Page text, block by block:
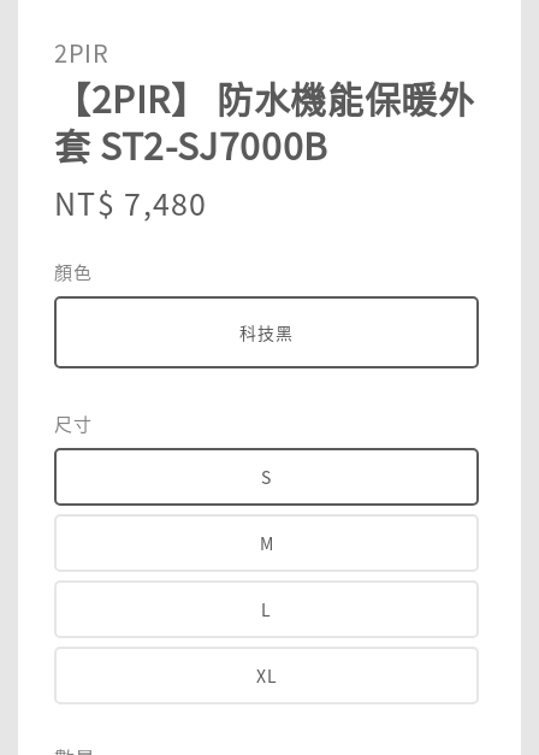
2PIR
【2PIR】 防水機能保暖外
套 ST2-SJ7000B
Regular
NT$ 7,480
顏色
科技黑
尺寸
S
M
L
XL